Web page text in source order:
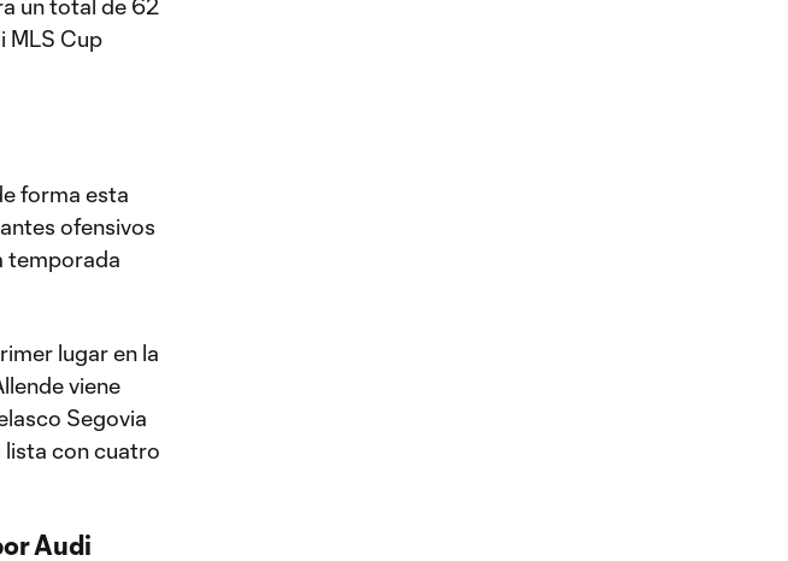
un total de 62
MLS Cup
forma esta
ofensivos
temporada
lugar en la
viene
Segovia
lista con cuatro
Audi